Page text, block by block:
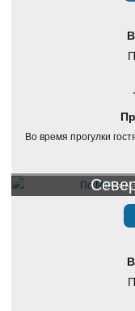
Во время прогулки